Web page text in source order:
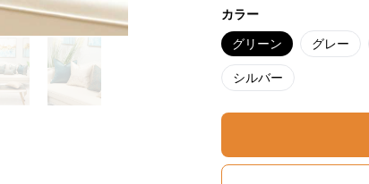
カラー
グリーン グレー
シルバー